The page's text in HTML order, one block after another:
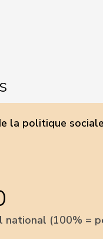
la politique
national (100% =